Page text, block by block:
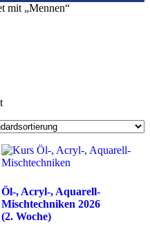
mit „Mennen“
Öl-, Acryl-, Aquarell-
Mischtechniken 2026
(2. Woche)